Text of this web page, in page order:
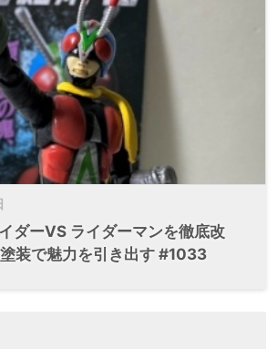
ダーVS ライダーマンを徹底改
装で魅力を引き出す #1033